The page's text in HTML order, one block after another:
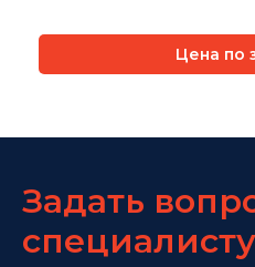
Цена по
Задать
специалисту